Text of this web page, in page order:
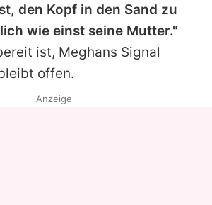
den Kopf in den Sand zu
wie einst seine Mutter."
ist, Meghans Signal
offen.
Anzeige